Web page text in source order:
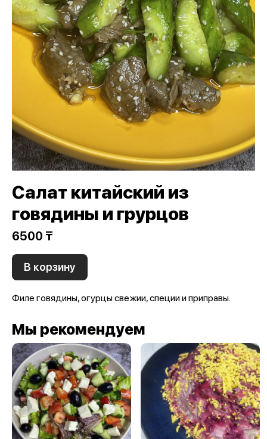
Салат китайский из
говядины и грурцов
6500 ₸
В корзину
Филе говядины, огурцы свежии, специи и приправы.
Мы рекомендуем